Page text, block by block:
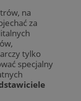
na
za
tylko
specjalny